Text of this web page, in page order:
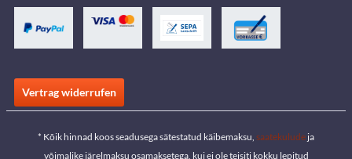
Vertrag widerrufen
* Kõik hinnad koos seadusega sätestatud käibemaksu, saatekulude ja
võimalike järelmaksu osamaksetega, kui ei ole teisiti kokku lepitud